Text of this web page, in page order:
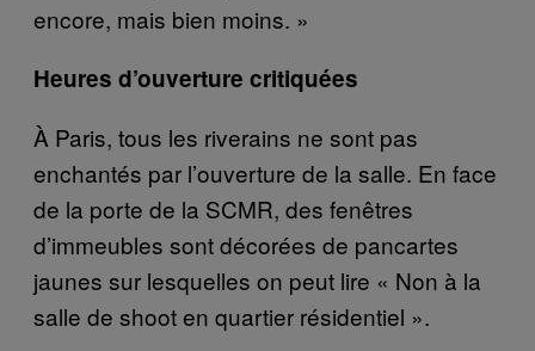
encore, mais bien moins. »
Heures d’ouverture critiquées
À Paris, tous les riverains ne sont pas
enchantés par l’ouverture de la salle. En face
de la porte de la SCMR, des fenêtres
d’immeubles sont décorées de pancartes
jaunes sur lesquelles on peut lire « Non à la
salle de shoot en quartier résidentiel ».